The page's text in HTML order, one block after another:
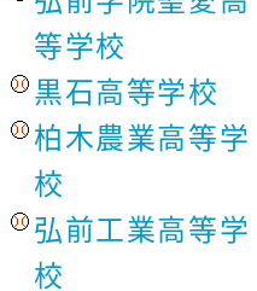
等学校
黒石高等学校
柏木農業高等学
校
弘前工業高等学
校